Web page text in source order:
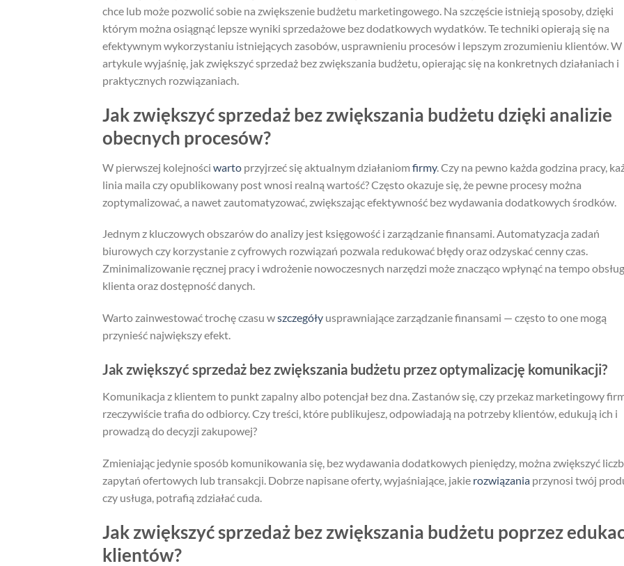
chce lub może pozwolić sobie na zwiększenie budżetu marketingowego. Na szczęście istnieją sposoby, dzięki
którym można osiągnąć lepsze wyniki sprzedażowe bez dodatkowych wydatków. Te techniki opierają się na
efektywnym wykorzystaniu istniejących zasobów, usprawnieniu procesów i lepszym zrozumieniu klientów. W
artykule wyjaśnię, jak zwiększyć sprzedaż bez zwiększania budżetu, opierając się na konkretnych działaniach i
praktycznych rozwiązaniach.
Jak zwiększyć sprzedaż bez zwiększania budżetu dzięki analizie
obecnych procesów?
W pierwszej kolejności warto przyjrzeć się aktualnym działaniom firmy. Czy na pewno każda godzina pracy,
linia maila czy opublikowany post wnosi realną wartość? Często okazuje się, że pewne procesy można
zoptymalizować, a nawet zautomatyzować, zwiększając efektywność bez wydawania dodatkowych środków.
Jednym z kluczowych obszarów do analizy jest księgowość i zarządzanie finansami. Automatyzacja zadań
biurowych czy korzystanie z cyfrowych rozwiązań pozwala redukować błędy oraz odzyskać cenny czas.
Zminimalizowanie ręcznej pracy i wdrożenie nowoczesnych narzędzi może znacząco wpłynąć na tempo
klienta oraz dostępność danych.
Warto zainwestować trochę czasu wszczegóły usprawniające zarządzanie finansami — często to one mogą
przynieść największy efekt.
Jak zwiększyć sprzedaż bez zwiększania budżetu przez optymalizację komunikacji?
Komunikacja z klientem to punkt zapalny albo potencjał bez dna. Zastanów się, czy przekaz marketingowy
rzeczywiście trafia do odbiorcy. Czy treści, które publikujesz, odpowiadają na potrzeby klientów, edukują ich i
prowadzą do decyzji zakupowej?
Zmieniając jedynie sposób komunikowania się, bez wydawania dodatkowych pieniędzy, można zwiększyć
zapytań ofertowych lub transakcji. Dobrze napisane oferty, wyjaśniające, jakie rozwiązania przynosi twój
czy usługa, potrafią zdziałać cuda.
Jak zwiększyć sprzedaż bez zwiększania budżetu poprzez
klientów?